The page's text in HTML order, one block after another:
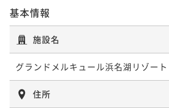
36平米 禁煙 無料Wi-Fi
ツイン
基本情報
施設名
グランドメルキュール浜名湖リゾー
住所